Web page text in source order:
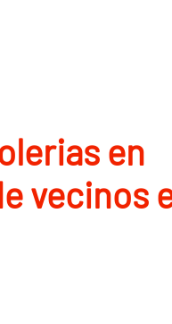
en
vecinos